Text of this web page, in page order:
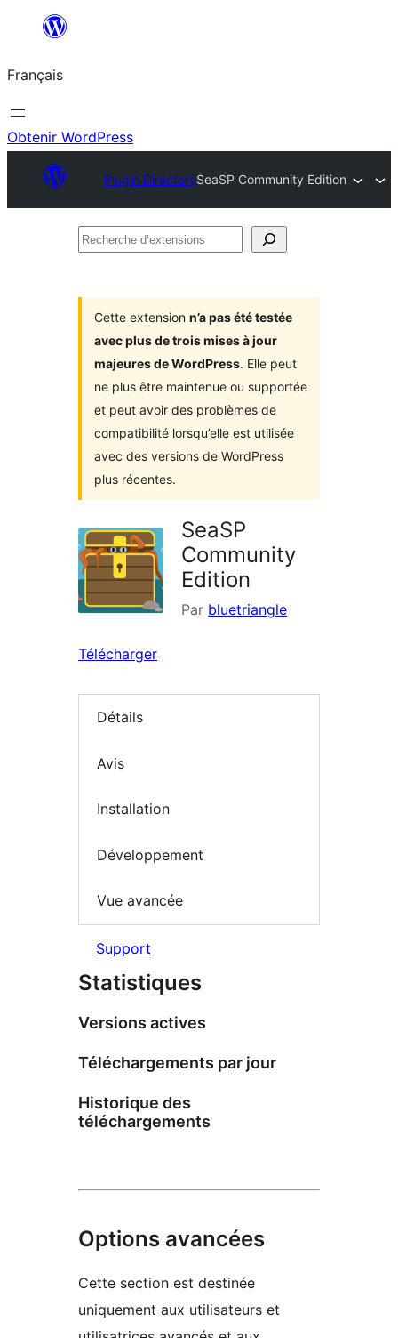
contenu
Français
Obtenir WordPress
Plugin DirectorySeaSP Community Edition
Recherche
Cette extension n’a pas été testée
avec plus de trois mises à jour
majeures de WordPress. Elle peut
ne plus être maintenue ou supportée
et peut avoir des problèmes de
compatibilité lorsqu’elle est utilisée
avec des versions de WordPress
plus récentes.
SeaSP
Community
Edition
Par bluetriangle
Télécharger
Détails
Avis
Installation
Développement
Vue avancée
Support
Statistiques
Versions actives
Téléchargements par jour
Historique des
téléchargements
Options avancées
Cette section est destinée
uniquement aux utilisateurs et